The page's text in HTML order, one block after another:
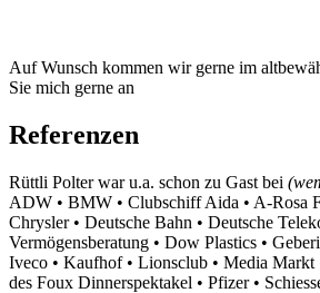
Auf Wunsch kommen wir gerne im
Sie mich gerne an
Referenzen
Rüttli Polter war u.a. schon zu Gast bei
ADW • BMW • Clubschiff Aida • A-Rosa
Chrysler • Deutsche Bahn • Deutsche
Vermögensberatung • Dow Plastics •
Iveco • Kaufhof • Lionsclub • Media Markt
des Foux Dinnerspektakel • Pfizer •